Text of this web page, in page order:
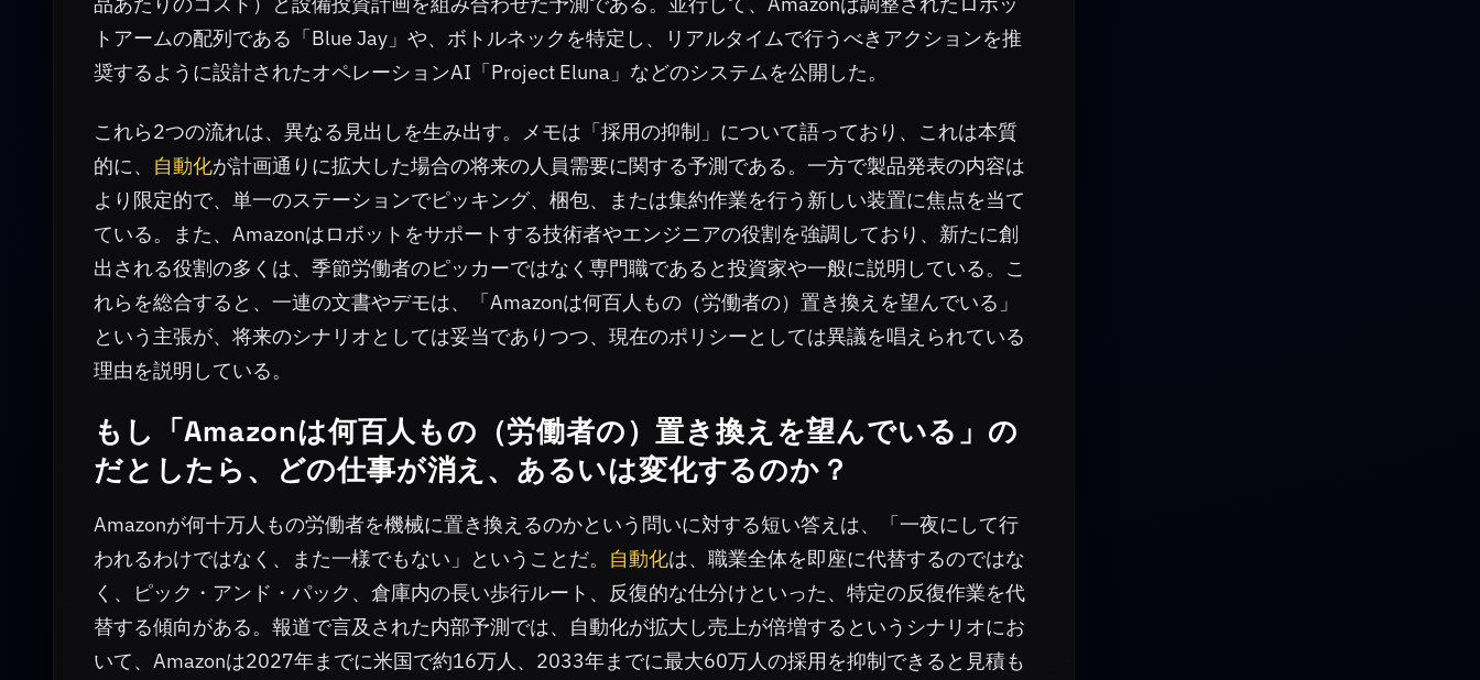
トアームの配列である「Blue Jay」や、ボトルネックを特定し、リアルタイムで行うべきアクションを推
奨するように設計されたオペレーションAI「Project Eluna」などのシステムを公開した。
これら2つの流れは、異なる見出しを生み出す。メモは「採用の抑制」について語っており、これは本質
的に、 自動化が計画通りに拡大した場合の将来の人員需要に関する予測である。一方で製品発表の内容は
より限定的で、単一のステーションでピッキング、梱包、または集約作業を行う新しい装置に焦点を当て
ている。また、Amazonはロボットをサポートする技術者やエンジニアの役割を強調しており、新たに創
出される役割の多くは、季節労働者のピッカーではなく専門職であると投資家や一般に説明している。こ
れらを総合すると、一連の文書やデモは、「Amazonは何百人もの（労働者の）置き換えを望んでいる」
という主張が、将来のシナリオとしては妥当でありつつ、現在のポリシーとしては異議を唱えられている
理由を説明している。
もし「Amazonは何百人もの（労働者の）置き換えを望んでいる」の
だとしたら、どの仕事が消え、あるいは変化するのか？
Amazonが何十万人もの労働者を機械に置き換えるのかという問いに対する短い答えは、「一夜にして行
われるわけではなく、また一様でもない」ということだ。 自動化は、職業全体を即座に代替するのではな
く、ピック・アンド・パック、倉庫内の長い歩行ルート、反復的な仕分けといった、特定の反復作業を代
替する傾向がある。報道で言及された内部予測では、自動化が拡大し売上が倍増するというシナリオにお
いて、Amazonは2027年までに米国で約16万人、2033年までに最大60万人の採用を抑制できると見積も